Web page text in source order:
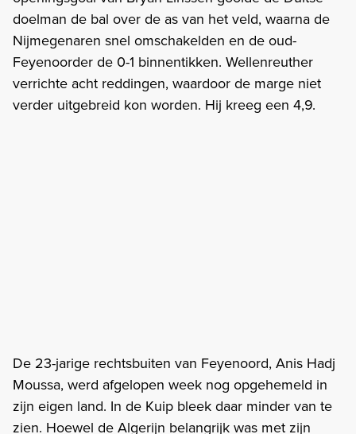
doelman de bal over de as van het veld, waarna de
Nijmegenaren snel omschakelden en de oud-
Feyenoorder de 0-1 binnentikken. Wellenreuther
verrichte acht reddingen, waardoor de marge niet
verder uitgebreid kon worden. Hij kreeg een 4,9.
De 23-jarige rechtsbuiten van Feyenoord, Anis Hadj
Moussa, werd afgelopen week nog opgehemeld in
zijn eigen land. In de Kuip bleek daar minder van te
zien. Hoewel de Algerijn belangrijk was met zijn